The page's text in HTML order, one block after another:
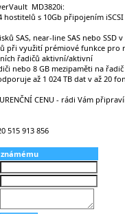
MD3820i:
hostitelů s 10Gb připojením
SAS, near-line SAS nebo SSD
při využití prémiové funkce
řadičů aktivní/aktivní
nebo 8 GB mezipaměti na
až 1 024 TB dat v až 20
CENU - rádi Vám
515 913 856